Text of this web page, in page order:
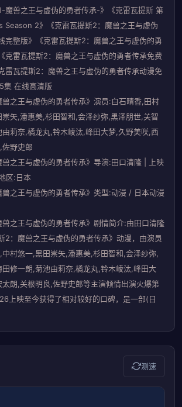
魔兽之王与虚伪的勇者传承-》《克雷瓦提斯 第
Season 2》《克雷瓦提斯2：魔兽之王与虚伪
完整版》《克雷瓦提斯2：魔兽之王与虚伪的勇
克雷瓦提斯2：魔兽之王与虚伪的勇者传承免费
雷瓦提斯2：魔兽之王与虚伪的勇者传承动漫免
集 在线高清版
兽之王与虚伪的勇者传承》演员:白石晴香,田村
矢,潘惠美,杉田智和,会泽纱弥,黑泽朋世,关智
莉奈,橘龙丸,铃木崚汰,峰田大梦,久野美咲,西
野史郎
兽之王与虚伪的勇者传承》导演:田口清隆 | 上映
区:日本
兽之王与虚伪的勇者传承》类型:动漫 / 日本动漫
兽之王与虚伪的勇者传承》剧情简介:由田口清隆
2：魔兽之王与虚伪的勇者传承》动漫，由演员
中村悠一,黑田崇矢,潘惠美,杉田智和,会泽纱弥,
修一朗,菊池由莉奈,橘龙丸,铃木崚汰,峰田大
朗,关根明良,佐野史郎等主演倾情出演火爆第
上映至今获得了相对较好的口碑，是一部(日
测速